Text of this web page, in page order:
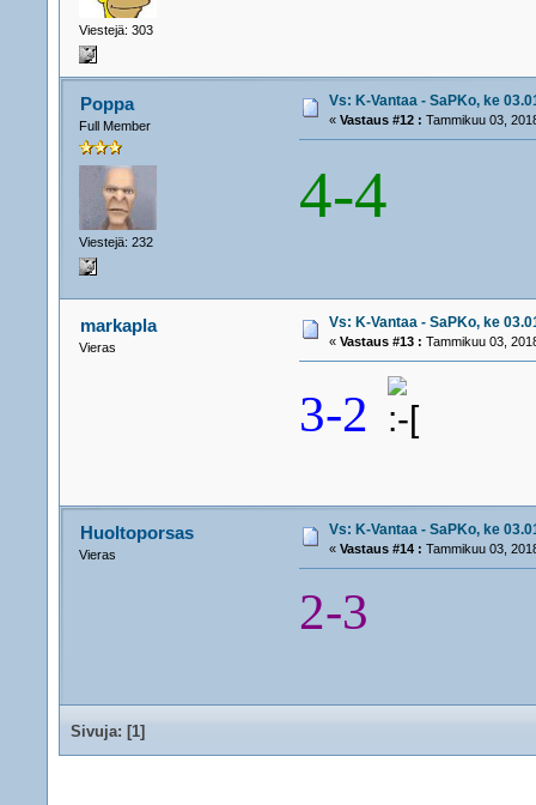
Viestejä: 303
Poppa
Full Member
Viestejä: 232
Vs: K-Vantaa - SaPKo, ke
«Vastaus #12 : Tammikuu 03,
4-4
markapla
Vieras
Vs: K-Vantaa - SaPKo, ke
«Vastaus #13 : Tammikuu 03,
3-2
Huoltoporsas
Vieras
Vs: K-Vantaa - SaPKo, ke
«Vastaus #14 : Tammikuu 03,
2-3
Sivuja: [1]